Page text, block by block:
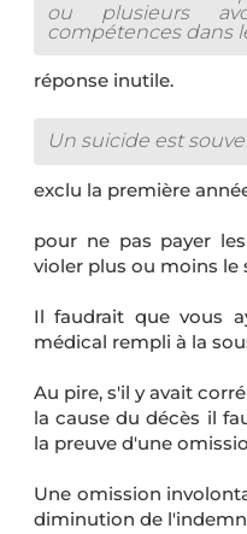
ou plusieurs
compétences dans
réponse inutile.
Un suicide est
exclu la première
pour ne pas payer
violer plus ou moins le
Il faudrait que vous
médical rempli à la
Au pire, s'il y avait
la cause du décès il
la preuve d'une
Une omission
diminution de